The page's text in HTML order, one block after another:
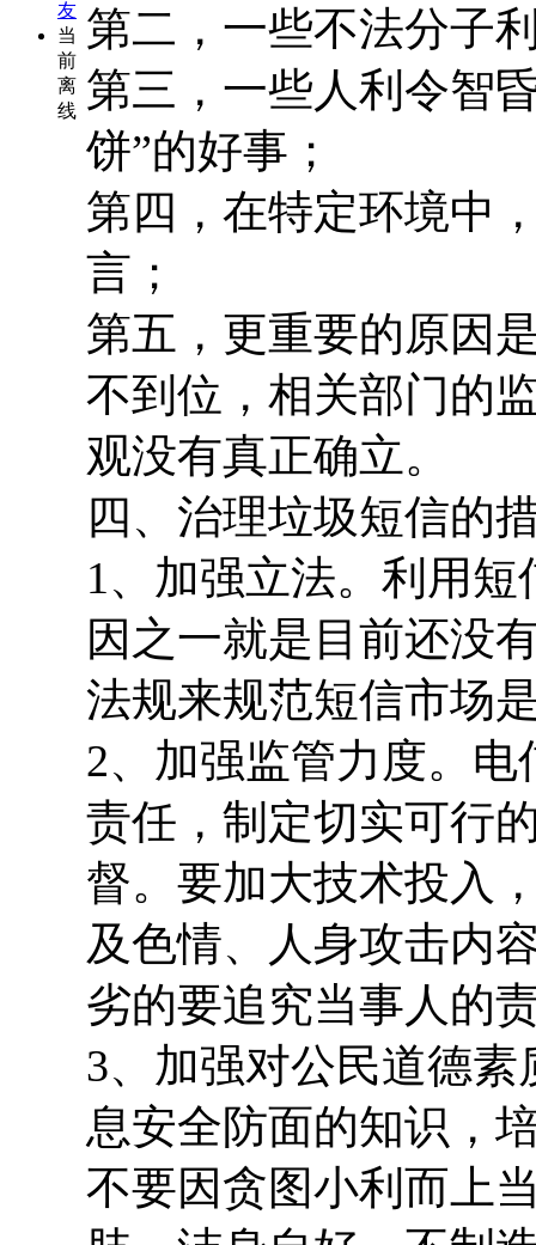
友
当
前
离
线
第二，一些不法分子
第三，一些人利令智
饼”的好事；
第四，在特定环境中
言；
第五，更重要的原因
不到位，相关部门的
观没有真正确立。
四、治理垃圾短信的
1、加强立法。利用
因之一就是目前还没
法规来规范短信市场
2、加强监管力度。
责任，制定切实可行
督。要加大技术投入
及色情、人身攻击内
劣的要追究当事人的
3、加强对公民道德
息安全防面的知识，
不要因贪图小利而上